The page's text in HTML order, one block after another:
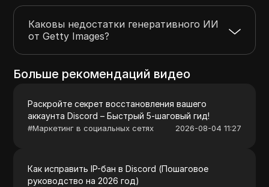
Каковы недостатки генеративного ИИ
от Getty Images?
Больше рекомендаций видео
Раскройте секрет восстановления вашего
аккаунта Discord – Быстрый 5-шаговый гид!
#Маркетинг в социальных сетях 2026-08-04 11:27
Как исправить IP-бан в Discord (Пошаговое
руководство на 2026 год)